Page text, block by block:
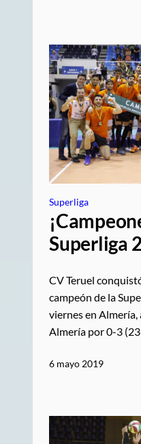
Superliga
Superliga
CV Teruel
campeón de la
viernes en
Almería por 0-3
6 mayo 2019